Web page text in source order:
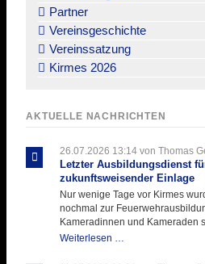
Partner
Vereinsgeschichte
Vereinssatzung
Kirmes 2026
AKTUELLE NACHRICHTEN
26.07.2026 13:14von Thomas
Letzter Ausbildungsdienst
zukunftsweisender Einlage
Nur wenige Tage vor Kirmes
nochmal zur
Kameradinnen und Kameraden
Weiterlesen …